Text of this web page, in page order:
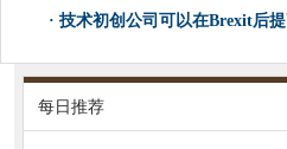
· 技术初创公司可以在Brexit后
每日推荐